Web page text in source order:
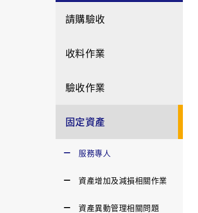
請購驗收
收料作業
驗收作業
固定資產
服務專人
資產增加及減損相關作業
資產異動管理相關問題